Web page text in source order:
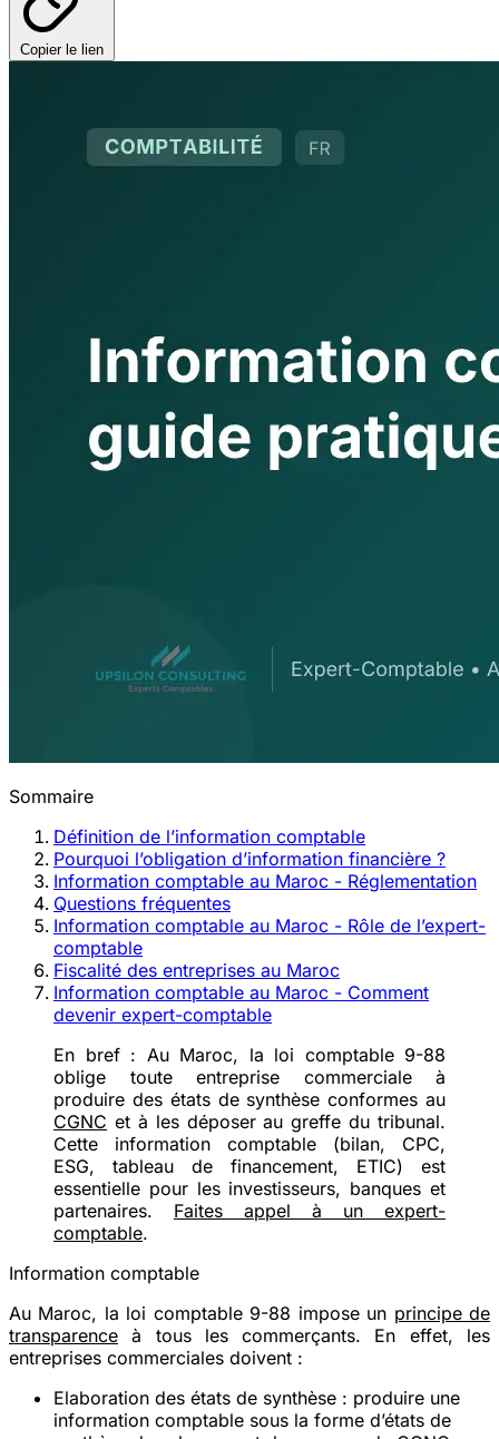
Copier le lien
Sommaire
Définition de l’information comptable
Pourquoi l’obligation d’information financière ?
Information comptable au Maroc - Réglementation
Questions fréquentes
Information comptable au Maroc - Rôle de l’expert-
comptable
Fiscalité des entreprises au Maroc
Information comptable au Maroc - Comment
devenir expert-comptable
En bref : Au Maroc, la loi comptable 9-88
oblige toute entreprise commerciale à
produire des états de synthèse conformes au
CGNC et à les déposer au greffe du tribunal.
Cette information comptable (bilan, CPC,
ESG, tableau de financement, ETIC) est
essentielle pour les investisseurs, banques et
partenaires. Faites appel à un expert-
comptable.
Information comptable
Au Maroc, la loi comptable 9-88 impose un principe de
transparence à tous les commerçants. En effet, les
entreprises commerciales doivent :
Elaboration des états de synthèse : produire une
information comptable sous la forme d’états de